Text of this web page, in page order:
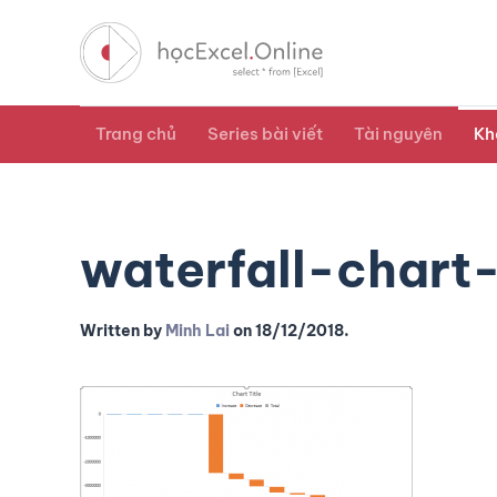
Trang chủ Series bài viết Tài nguyên
waterfall-
Written by Minh Laion18/12/2018.